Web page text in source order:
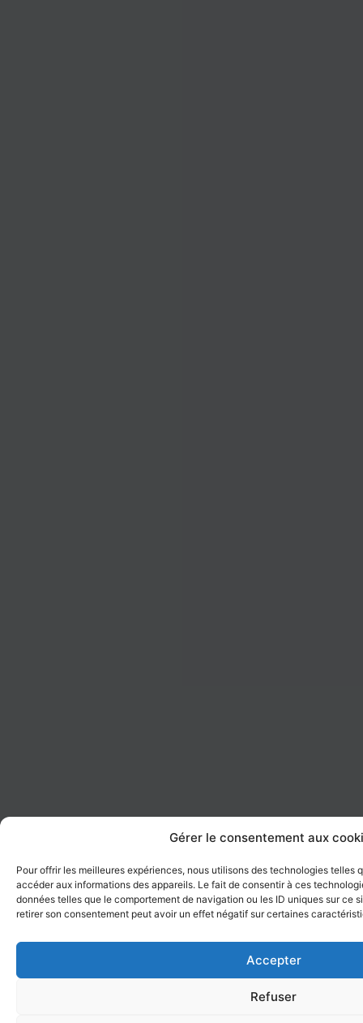
Gérer le consentement aux
Pour offrir les meilleures expériences, nous utilisons des technologies telles
accéder aux informations des appareils. Le fait de consentir à ces
données telles que le comportement de navigation ou les ID uniques sur ce
retirer son consentement peut avoir un effet négatif sur certaines
Accepter
Refuser